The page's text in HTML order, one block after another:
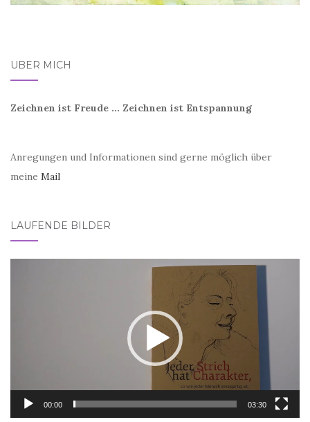
ÜBER MICH
Zeichnen ist Freude ... Zeichnen ist Entspannung
Anregungen und Informationen sind gerne möglich über
meine Mail
LAUFENDE BILDER
00:00 03:30